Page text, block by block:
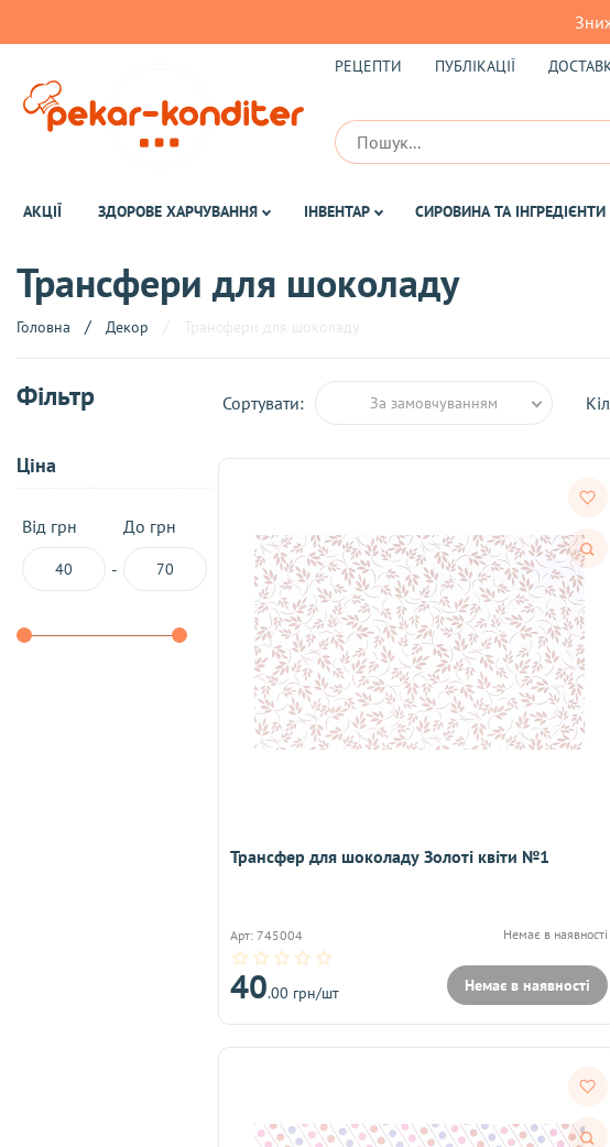
РЕЦЕПТИ ПУБЛІКАЦІЇ
АКЦІЇ ЗДОРОВЕ ХАРЧУВАННЯ ІНВЕНТАР СИРОВИНА ТА ІНГРЕДІЄНТИ
Трансфери для шоколаду
Головна Декор
Фільтр
Ціна
Від грн
-
До грн
Сортувати: За замовчуванням
Трансфер для шоколаду Золоті квіти №1
Арт: 745004 Немає в наявності
40.00 грн/шт Немає в наявності